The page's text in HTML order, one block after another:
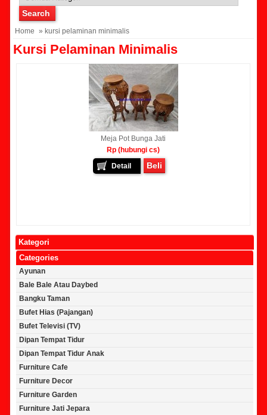
Home » kursi pelaminan minimalis
Kursi Pelaminan Minimalis
Meja Pot Bunga Jati
Rp (hubungi cs)
Detail
Beli
Kategori
Categories
Ayunan
Bale Bale Atau Daybed
Bangku Taman
Bufet Hias (Pajangan)
Bufet Televisi (TV)
Dipan Tempat Tidur
Dipan Tempat Tidur Anak
Furniture Cafe
Furniture Decor
Furniture Garden
Furniture Jati Jepara